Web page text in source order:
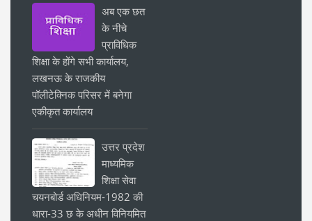
अब एक छत
के नीचे
प्राविधिक
शिक्षा के होंगे सभी कार्यालय,
लखनऊ के राजकीय
पॉलीटेक्निक परिसर में बनेगा
एकीकृत कार्यालय
उत्तर प्रदेश
माध्यमिक
शिक्षा सेवा
चयनबोर्ड अधिनियम-1982 की
धारा-33 छ के अधीन विनियमित